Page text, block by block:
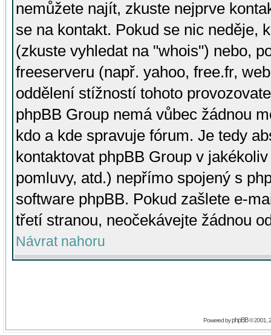
nemůžete najít, zkuste nejprve
se na kontakt. Pokud se nic neděje,
(zkuste vyhledat na "whois") nebo,
freeserveru (např. yahoo, free.fr,
oddělení stížností tohoto
phpBB Group nemá vůbec žádnou
kdo a kde spravuje fórum. Je tedy
kontaktovat phpBB Group v
pomluvy, atd.) nepřímo spojený s
software phpBB. Pokud zašlete e-
třetí stranou, neočekávejte žádnou
Návrat nahoru
Powered byphpBB© 2001,